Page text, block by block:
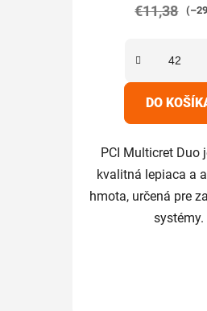
5,0
5
€11,38
DO
PCI Multicret Duo
kvalitná lepiaca a
hmota, určená pre
systémy.